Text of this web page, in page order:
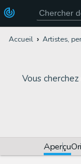
Accueil Artistes,
Vous
Aperçu